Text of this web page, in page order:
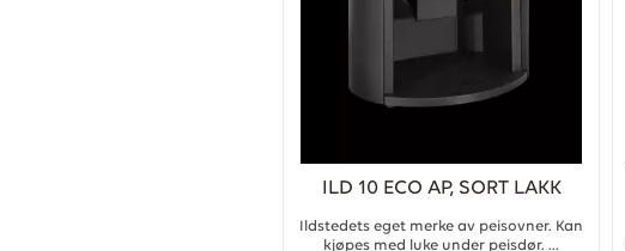
ILD 10 ECO AP, SORT LAKK
Ildstedets eget merke av peisovner. Kan
kjøpes med luke under peisdør. ...